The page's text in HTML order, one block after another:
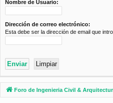
d
os
Nombre de Usuario:
Dirección de correo electrónico:
Esta debe ser la dirección de email que
Foro de Ingenieria Civil &